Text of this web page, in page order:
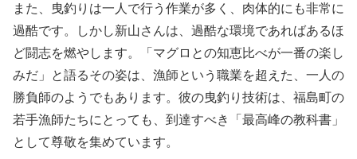
また、曳釣りは一人で行う作業が多く、肉体的にも非常に
過酷です。しかし新山さんは、過酷な環境であればあるほ
ど闘志を燃やします。「マグロとの知恵比べが一番の楽し
みだ」と語るその姿は、漁師という職業を超えた、一人の
勝負師のようでもあります。彼の曳釣り技術は、福島町の
若手漁師たちにとっても、到達すべき「最高峰の教科書」
として尊敬を集めています。